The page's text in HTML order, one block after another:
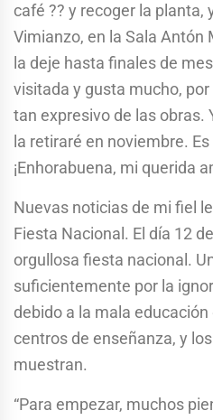
café ?? y recoger la planta,
Vimianzo, en la Sala Antón
la deje hasta finales de
visitada y gusta mucho,
tan expresivo de las obras.
la retiraré en noviembre.
¡Enhorabuena, mi querida
Nuevas noticias de mi fiel
Fiesta Nacional. El día 12
orgullosa fiesta nacional.
suficientemente por la
debido a la mala
centros de enseñanza, y
muestran.
“Para empezar, muchos